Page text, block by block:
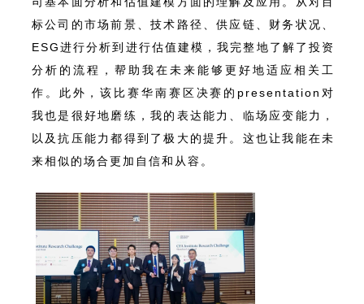
标公司的市场前景、技术路径、供应链、财务状况、
ESG进行分析到进行估值建模，我完整地了解了投资
分析的流程，帮助我在未来能够更好地适应相关工
作。此外，该比赛华南赛区决赛的presentation对
我也是很好地磨练，我的表达能力、临场应变能力，
以及抗压能力都得到了极大的提升。这也让我能在未
来相似的场合更加自信和从容。